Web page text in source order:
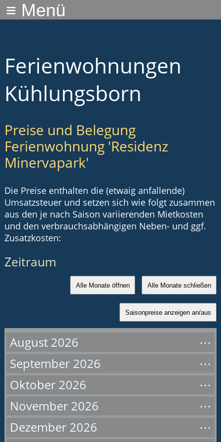
≡ Menü
Ferienwohnungen
Kühlungsborn
Preise und Belegung
Ferienwohnung 'Residenz
Minervapark'
Die Preise enthalten die (etwaig anfallende)
Umsatzsteuer und setzen sich wie folgt zusammen
aus den je nach Saison variierenden Mietkosten
und den verbrauchsabhängigen Neben- und ggf.
Zusatzkosten:
Zeitraum
Alle Monate öffnen Alle Monate schließen
Saisonpreise anzeigen an/aus
August 2026
September 2026
Oktober 2026
November 2026
Dezember 2026